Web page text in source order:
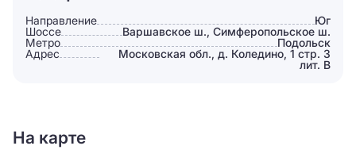
Направление
Юг
Шоссе
Варшавское ш., Симферопольское ш.
Метро
Подольск
Адрес
Московская обл., д. Коледино, 1 стр. 3
лит. В
На карте